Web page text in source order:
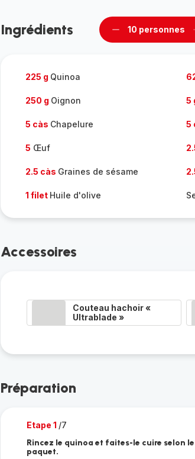
Ingrédients
Supprimer
10 personnes
225 g Quinoa
250 g Oignon 5
5 càs Chapelure 5
5 Œuf
2.5 càs Graines de sésame
1 filet Huile d'olive
Accessoires
Couteau hachoir «
Ultrablade »
Préparation
Etape 1 /7
Rincez le quinoa et faites-le cuire selon
paquet.